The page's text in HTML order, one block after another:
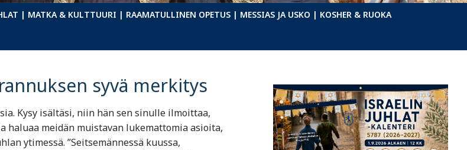
| MATKA & KULTTUURI | RAAMATULLINEN OPETUS | MESSIAS JA USKO | KOSHER & RUOKA
syvä merkitys
Kysy isältäsi, niin hän sen sinulle ilmoittaa,
haluaa meidän muistavan lukemattomia asioita,
ytimessä. ”Seitsemännessä kuussa,